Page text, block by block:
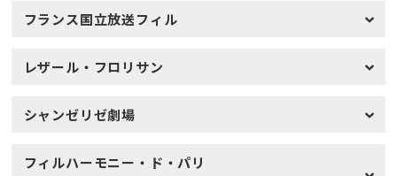
フランス国立放送フィル
レザール・フロリサン
シャンゼリゼ劇場
フィルハーモニー・ド・パリ